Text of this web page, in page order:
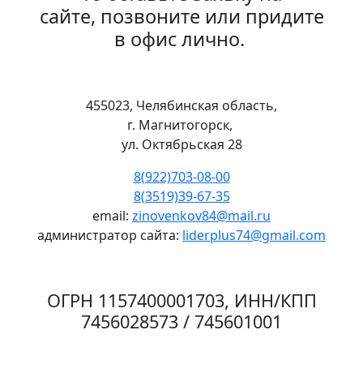
сайте, позвоните или придите
в офис лично.
455023, Челябинская область,
г. Магнитогорск,
ул. Октябрьская 28
8(922)703-08-00
8(3519)39-67-35
email: zinovenkov84@mail.ru
администратор сайта: liderplus74@gmail.com
ОГРН 1157400001703, ИНН/КПП
7456028573 / 745601001